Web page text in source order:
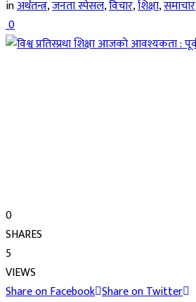
inअर्थतन्त्र,जनता स्पेसल,विचार,शिक्षा,समाचार
0
0
SHARES
5
VIEWS
Share on Facebook Share on Twitter